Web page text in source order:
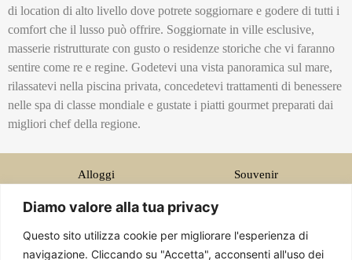
Diamo valore alla tua privacy
Questo sito utilizza cookie per migliorare l'esperienza di
navigazione. Cliccando su "Accetta", acconsenti all'uso dei
di location di alto livello dove potrete soggiornare e godere di tutti i
comfort che il lusso può offrire. Soggiornate in ville esclusive,
masserie ristrutturate con gusto o residenze storiche che vi faranno
sentire come re e regine. Godetevi una vista panoramica sul mare,
rilassatevi nella piscina privata, concedetevi trattamenti di benessere
nelle spa di classe mondiale e gustate i piatti gourmet preparati dai
migliori chef della regione.
Alloggi
Recensioni
Souvenir
Storie